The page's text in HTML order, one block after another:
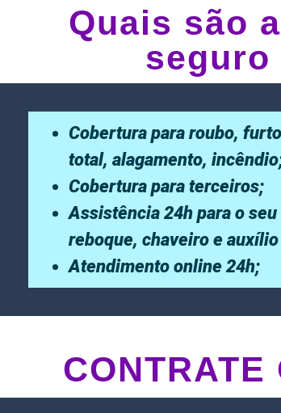
Quais são
seguro
Cobertura para roubo,
total, alagamento,
Cobertura para terceiros;
Assistência 24h para o
reboque, chaveiro e
Atendimento online 24h;